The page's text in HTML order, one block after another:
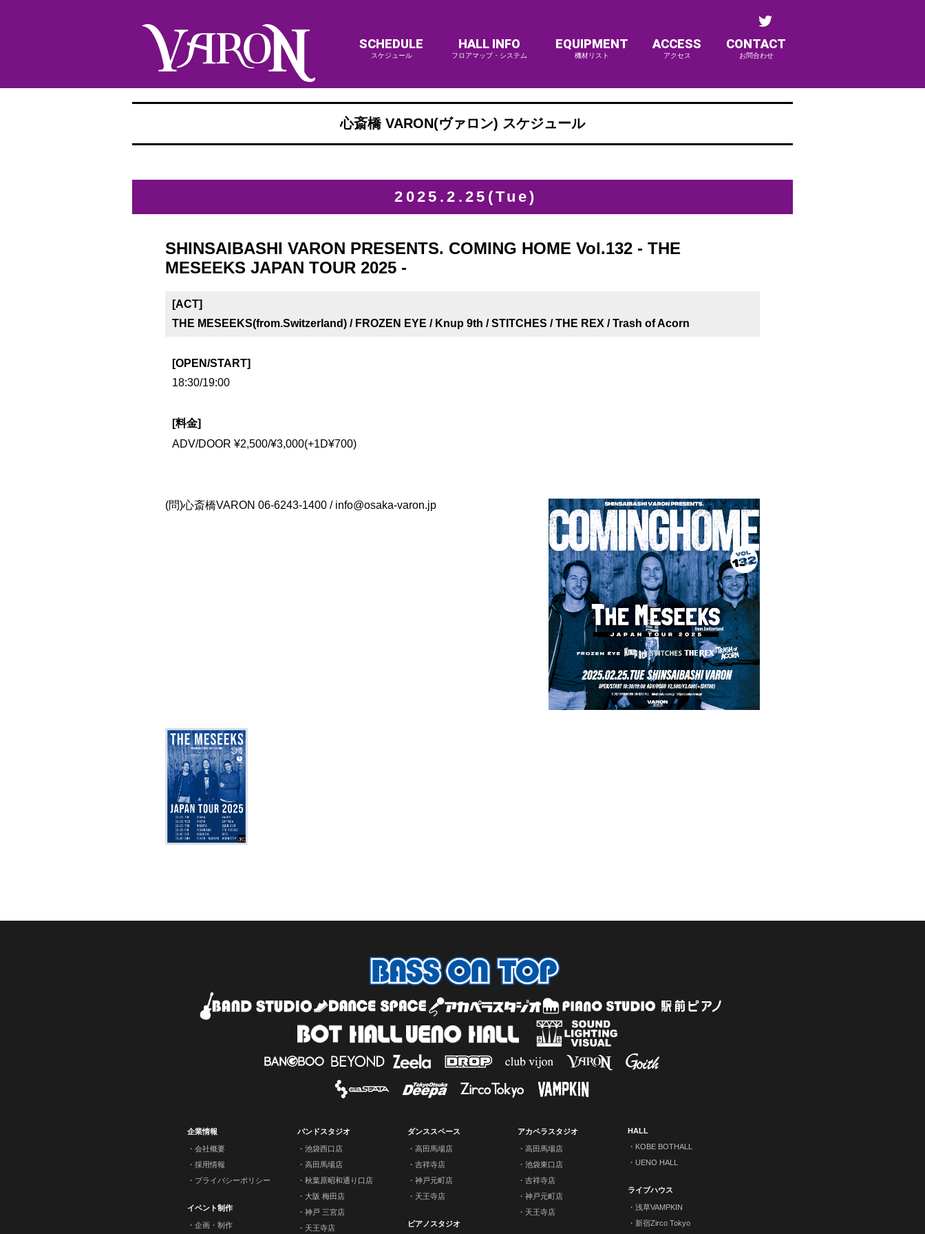
SCHEDULE
スケジュール
HALL INFO
フロアマップ・システム
EQUIPMENT
機材リスト
ACCESS
アクセス
CONTACT
お問合わせ
心斎橋 VARON(ヴァロン) スケジュール
2025.2.25(Tue)
SHINSAIBASHI VARON PRESENTS. COMING HOME Vol.132 - THE
MESEEKS JAPAN TOUR 2025 -
[ACT]
THE MESEEKS(from.Switzerland) / FROZEN EYE / Knup 9th / STITCHES / THE REX / Trash of Acorn
[OPEN/START]
18:30/19:00
[料金]
ADV/DOOR ¥2,500/¥3,000(+1D¥700)
(問)心斎橋VARON 06-6243-1400 / info@osaka-varon.jp
企業情報
会社概要
採用情報
プライバシーポリシー
イベント制作
企画・制作
バンドスタジオ
池袋西口店
高田馬場店
秋葉原昭和通り口店
大阪 梅田店
神戸 三宮店
天王寺店
ダンススペース
高田馬場店
吉祥寺店
神戸元町店
天王寺店
ピアノスタジオ
アカペラスタジオ
高田馬場店
池袋東口店
吉祥寺店
神戸元町店
天王寺店
HALL
KOBE BOTHALL
UENO HALL
ライブハウス
浅草VAMPKIN
新宿Zirco Tokyo